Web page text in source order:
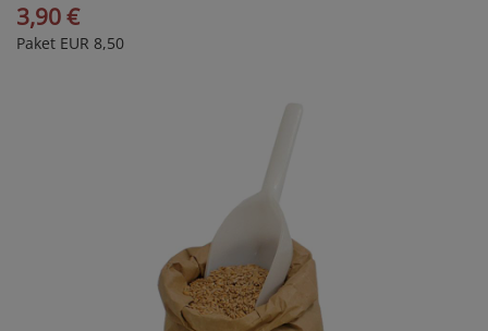
3,90 €
Paket EUR 8,50